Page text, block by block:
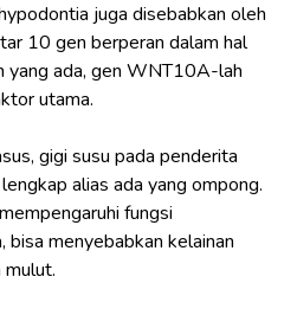
juga disebabkan oleh
10 gen berperan dalam hal
yang ada, gen WNT10A-lah
utama.
gigi susu pada penderita
alias ada yang ompong.
fungsi
bisa menyebabkan kelainan
mulut.